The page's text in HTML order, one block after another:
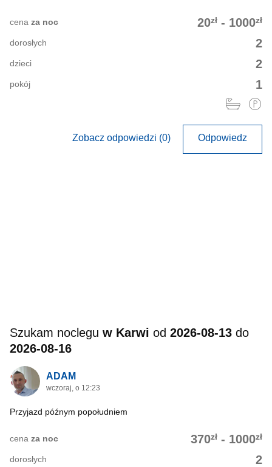
20zł - 1000zł
cena za noc
2
dorosłych
2
dzieci
1
pokój
Zobacz odpowiedzi (0) Odpowiedz
Szukam noclegu w Karwi od 2026-08-13 do
2026-08-16
ADAM
wczoraj, o 12:23
Przyjazd późnym popołudniem
370zł - 1000zł
cena za noc
2
dorosłych